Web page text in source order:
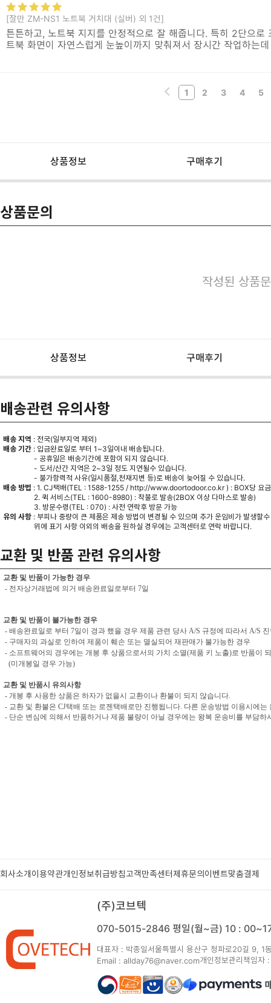
[잘만 ZM-NS1 노트북 거치대 (실버) 외 1건]
튼튼하고, 노트북 지지를 안정적으로 잘 해줍니다. 특히 2단으
트북 화면이 자연스럽게 눈높이까지 맞춰져서 장시간 작업하는
1 2 3 4 5
상품정보 구매후기
상품문의
작성된 상품
상품정보 구매후기
배송관련 유의사항
배송 지역 : 전국(일부지역 제외)
배송 기간 : 입금완료일로 부터 1~3일이내 배송됩니다.
- 공휴일은 배송기간에 포함이 되지 않습니다.
- 도서/산간 지역은 2~3일 정도 지연될수 있습니다.
- 불가항력적 사유(일시품절,천재지변 등)로 배송이 늦어질 수 있습니다.
배송 방법 : 1. CJ택배(TEL : 1588-1255 / http://www.doortodoor.co.kr) : BOX당 요
2. 퀵 서비스(TEL : 1600-8980) : 착불로 발송(2BOX 이상 다마스로 발송)
3. 방문수령(TEL : 070) : 사전 연락후 방문 가능
유의 사항 : 부피나 중량이 큰 제품은 제송 방법이 변경될 수 있으며 추가 운임비가 발생할
위에 표기 사항 이외의 배송을 원하실 경우에는 고객센터로 연락 바랍니다.
교환 및 반품 관련 유의사항
교환 및 반품이 가능한 경우
- 전자상거래법에 의거 배송완료일로부터 7일
교환 및 반품이 불가능한 경우
- 배송완료일로 부터 7일이 경과 했을 경우 제품 관련 당사 A/S 규정에 따라서 A/S
- 구매자의 과실로 인하여 제품이 훼손 또는 멸실되어 재판매가 불가능한 경우
- 소프트웨어의 경우에는 개봉 후 상품으로서의 가치 소멸(제품 키 노출)로 반품이
(미개봉일 경우 가능)
교환 및 반품시 유의사항
- 개봉 후 사용한 상품은 하자가 없을시 교환이나 환불이 되지 않습니다.
- 교환 및 환불은 CJ택배 또는 로젠택배로만 진행됩니다. 다른 운송방법 이용시에
- 단순 변심에 의해서 반품하거나 제품 불량이 아닐 경우에는 왕복 운송비를 부담하
회사소개이용약관개인정보취급방침고객만족센터제휴문의이벤트맞춤결제
(주)코브텍
070-5015-2846 평일(월~금) 10 :
대표자 : 박종일서울특별시 용산구 청파로20길 9, 1
Email : allday76@naver.com개인정보관리책임자